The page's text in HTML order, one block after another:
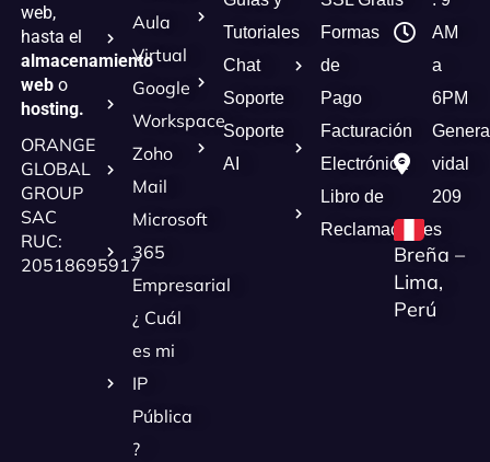
web,
hasta el
almacenamiento
webo
hosting.
ORANGE
GLOBAL
GROUP
SAC
RUC:
20518695917
Aula
Virtual
Google
Workspace
Zoho
Mail
Microsoft
365
Empresarial
¿ Cuál
es mi
IP
Pública
?
Tutoriales
Chat
Soporte
Soporte
AI
Formas
de
Pago
Facturación
Electrónica
Libro de
Reclamaciones
AM
a
6PM
vidal
209
Breña –
Lima,
Perú